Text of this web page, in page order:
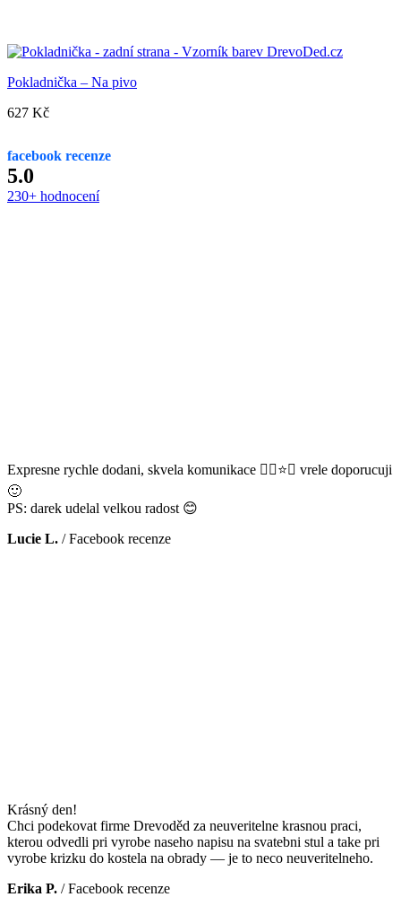
Pokladnička – Na pivo
627 Kč
facebook recenze
5.0
230+ hodnocení
Expresne rychle dodani, skvela komunikace 👌🏻⭐️😊 vrele doporucuji
🙂
PS: darek udelal velkou radost 😊
Lucie L. /Facebook recenze
Krásný den!
Chci podekovat firme Drevoděd za neuveritelne krasnou praci,
kterou odvedli pri vyrobe naseho napisu na svatebni stul a take pri
vyrobe krizku do kostela na obrady — je to neco neuveritelneho.
Erika P. /Facebook recenze